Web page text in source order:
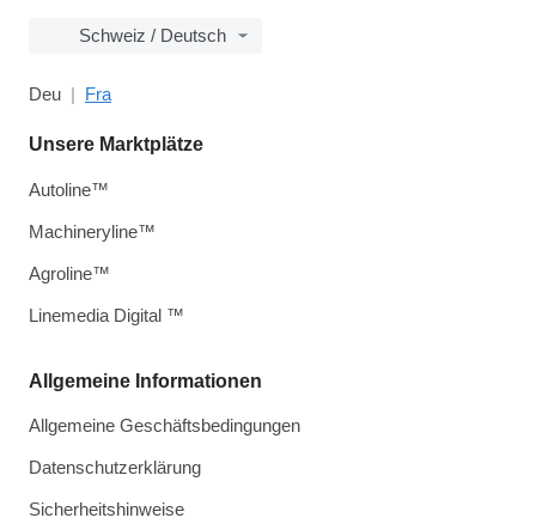
Schweiz / Deutsch
Deu Fra
Allgemeine Informationen
Allgemeine Geschäftsbedingungen
Datenschutzerklärung
Sicherheitshinweise
Unsere Marktplätze
Autoline™
Machineryline™
Agroline™
Linemedia Digital ™